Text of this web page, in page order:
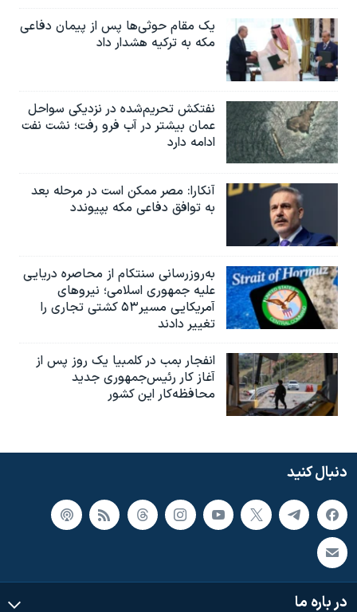
یک مقام حوثی‌ها پس از پیمان دفاعی
مکه به ترکیه هشدار داد
نفتکش تحریم‌شده در نزدیکی سواحل
عمان بیشتر در آب فرو رفت؛ نشت نفت
ادامه دارد
آنکارا: مصر ممکن است در مرحله بعد
به توافق دفاعی مکه بپیوندد
به‌روزرسانی سنتکام از محاصره دریایی
علیه جمهوری اسلامی؛ نیروهای
آمریکایی مسیر۵۳ کشتی تجاری را
تغییر دادند
انفجار بمب‌‌ در کلمبیا یک روز پس از
آغاز کار رئیس‌جمهوری جدید
محافظه‌کار این کشور
دنبال کنید
در باره ما